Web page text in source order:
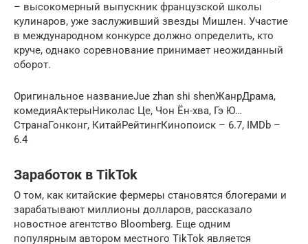
– высокомерный выпускник французской школы
кулинаров, уже заслуживший звезды Мишлен. Участие
в международном конкурсе должно определить, кто
круче, однако соревнование принимает неожиданный
оборот.
Оригинальное названиеJue zhan shi shenЖанрДрама,
комедияАктерыНиколас Це, Чон Ён-хва, Гэ Ю…
СтранаГонконг, КитайРейтингКинопоиск – 6.7, IMDb –
6.4
Заработок в TikTok
О том, как китайские фермеры становятся блогерами и
зарабатывают миллионы долларов, рассказало
новостное агентство Bloomberg. Еще одним
популярным автором местного TikTok является